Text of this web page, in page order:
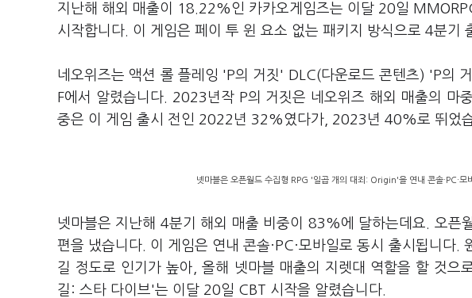
지난해 해외 매출이 18.22%인 카카오게임즈는 이달 20일
시작합니다. 이 게임은 페이 투 윈 요소 없는 패키지 방식으로 4분기
네오위즈는 액션 롤 플레잉 'P의 거짓' DLC(다운로드 콘텐츠) 'P의
F에서 알렸습니다. 2023년작 P의 거짓은 네오위즈 해외 매출의 마
중은 이 게임 출시 전인 2022년 32%였다가, 2023년 40%로 뛰었
넷마블은 오픈월드 수집형 RPG '일곱 개의 대죄: Origin'을 연내 콘솔·PC·모
넷마블은 지난해 4분기 해외 매출 비중이 83%에 달하는데요. 오
편을 냈습니다. 이 게임은 연내 콘솔·PC·모바일로 동시 출시됩니다
길 정도로 인기가 높아, 올해 넷마블 매출의 지렛대 역할을 할 것으
길: 스타 다이브'는 이달 20일 CBT 시작을 알렸습니다.